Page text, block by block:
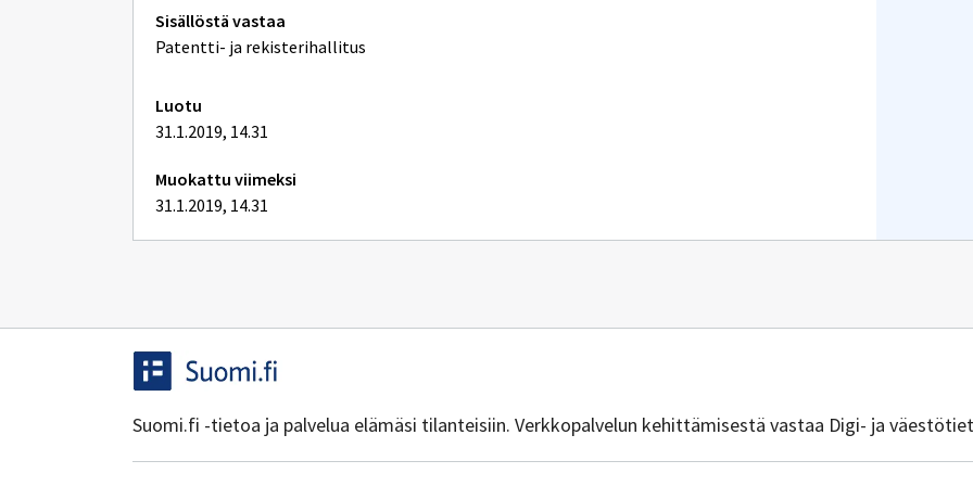
Tekniset
lisätiedot
Sisällöstä vastaa
Patentti- ja rekisterihallitus
Luotu
31.1.2019, 14.31
Muokattu viimeksi
31.1.2019, 14.31
Suomi.fi -tietoa ja palvelua elämäsi tilanteisiin. Verkkopalvelun kehittämisestä vastaa Digi- ja